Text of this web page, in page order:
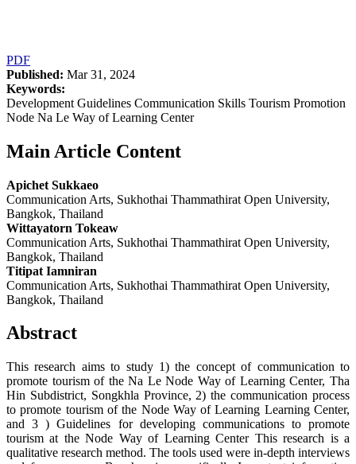
PDF
Published: Mar 31, 2024
Keywords:
Development Guidelines Communication Skills Tourism Promotion
Node Na Le Way of Learning Center
Main Article Content
Apichet Sukkaeo
Communication Arts, Sukhothai Thammathirat Open University,
Bangkok, Thailand
Wittayatorn Tokeaw
Communication Arts, Sukhothai Thammathirat Open University,
Bangkok, Thailand
Titipat Iamniran
Communication Arts, Sukhothai Thammathirat Open University,
Bangkok, Thailand
Abstract
This research aims to study 1) the concept of communication to
promote tourism of the Na Le Node Way of Learning Center, Tha
Hin Subdistrict, Songkhla Province, 2) the communication process
to promote tourism of the Node Way of Learning Learning Center,
and 3 ) Guidelines for developing communications to promote
tourism at the Node Way of Learning Center This research is a
qualitative research method. The tools used were in-depth interviews